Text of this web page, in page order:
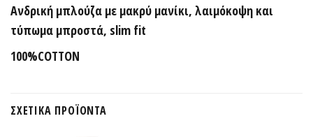
Ανδρική μπλούζα με μακρύ μανίκι, λαιμόκοψη και
τύπωμα μπροστά, slim fit
100%COTTON
ΣΧΕΤΙΚΆ ΠΡΟΪΌΝΤΑ